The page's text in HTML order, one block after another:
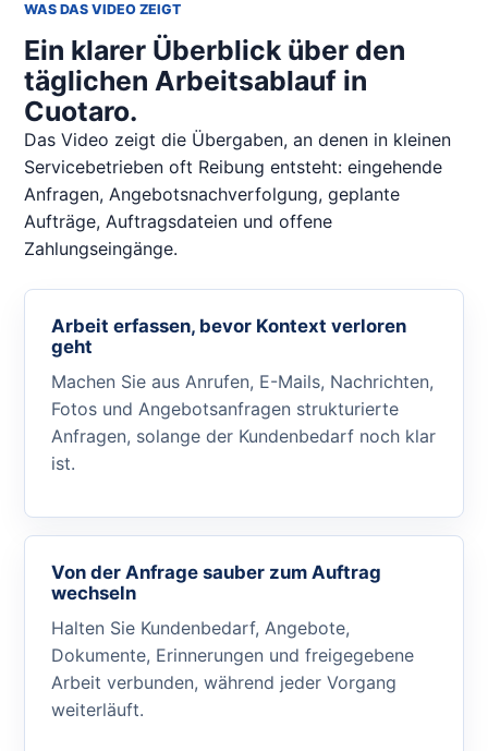
WAS DAS VIDEO ZEIGT
Ein klarer Überblick über den
täglichen Arbeitsablauf in
Cuotaro.
Das Video zeigt die Übergaben, an denen in kleinen
Servicebetrieben oft Reibung entsteht: eingehende
Anfragen, Angebotsnachverfolgung, geplante
Aufträge, Auftragsdateien und offene
Zahlungseingänge.
Arbeit erfassen, bevor Kontext verloren
geht
Machen Sie aus Anrufen, E-Mails, Nachrichten,
Fotos und Angebotsanfragen strukturierte
Anfragen, solange der Kundenbedarf noch klar
ist.
Von der Anfrage sauber zum Auftrag
wechseln
Halten Sie Kundenbedarf, Angebote,
Dokumente, Erinnerungen und freigegebene
Arbeit verbunden, während jeder Vorgang
weiterläuft.